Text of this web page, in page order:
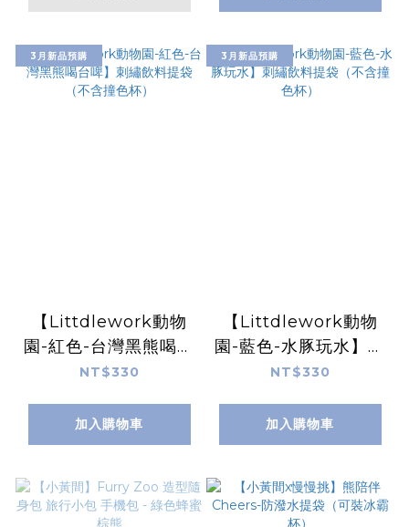
3月新品預購
【Littdlework動物
園-紅色-台灣黑熊喝台
啤】刺繡飲料提袋（不
NT$330
加入購物車
3月新品預購
【Littdlework動物
園-藍色-水豚玩水】刺
繡飲料提袋（不含撞色
NT$330
加入購物車